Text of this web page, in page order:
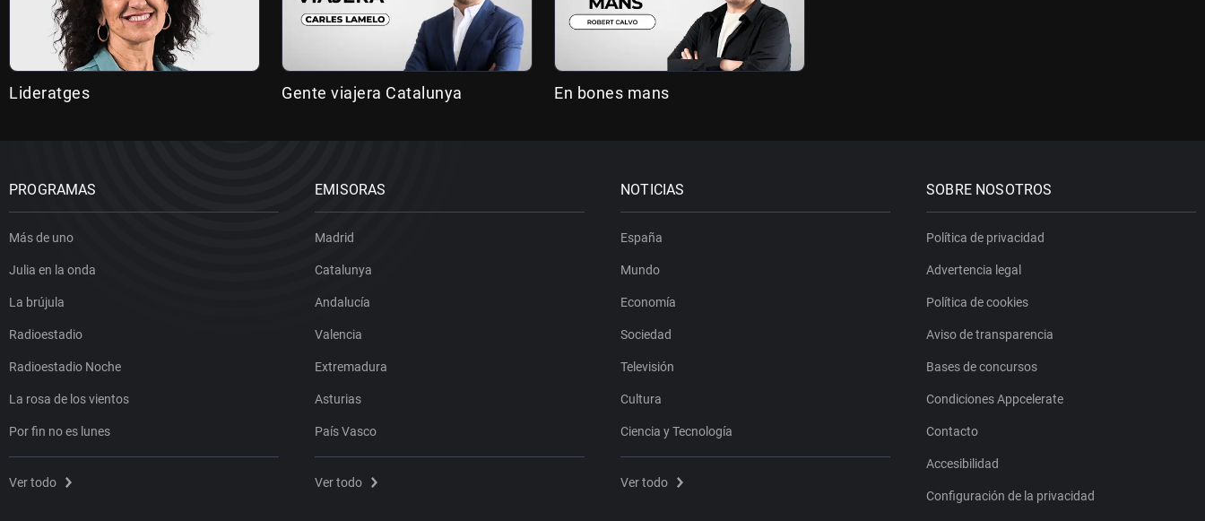
Lideratges Gente viajera Catalunya En bones mans
PROGRAMAS
Más de uno
Julia en la onda
La brújula
Radioestadio
Radioestadio Noche
La rosa de los vientos
Por fin no es lunes
Ver todo
EMISORAS
Madrid
Catalunya
Andalucía
Valencia
Extremadura
Asturias
País Vasco
Ver todo
NOTICIAS
España
Mundo
Economía
Sociedad
Televisión
Cultura
Ciencia y Tecnología
Ver todo
SOBRE NOSOTROS
Política de privacidad
Advertencia legal
Política de cookies
Aviso de transparencia
Bases de concursos
Condiciones Appcelerate
Contacto
Accesibilidad
Configuración de la privacidad